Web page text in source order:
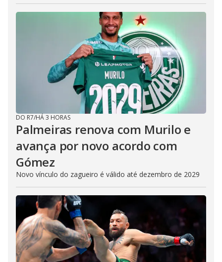
DO R7/HÁ 3 HORAS
Palmeiras renova com Murilo e
avança por novo acordo com
Gómez
Novo vínculo do zagueiro é válido até dezembro de 2029